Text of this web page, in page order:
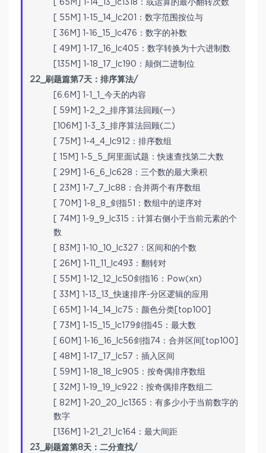
[ 65M] 1-14_13_lc1318：或运算的最小翻转次数
[ 55M] 1-15_14_lc201：数字范围按位与
[ 36M] 1-16_15_lc476：数字的补数
[ 49M] 1-17_16_lc405：数字转换为十六进制数
[135M] 1-18_17_lc190：颠倒二进制位
22_刷题篇第7天：排序算法/
[6.6M] 1-1_1_今天的内容
[ 59M] 1-2_2_排序算法回顾(一)
[106M] 1-3_3_排序算法回顾(二)
[ 75M] 1-4_4_lc912：排序数组
[ 15M] 1-5_5_阿里面试题：快速查找第二大数
[ 29M] 1-6_6_lc628：三个数的最大乘积
[ 23M] 1-7_7_lc88：合并两个有序数组
[ 70M] 1-8_8_剑指51：数组中的逆序对
[ 74M] 1-9_9_lc315：计算右侧小于当前元素的个
数
[ 83M] 1-10_10_lc327：区间和的个数
[ 26M] 1-11_11_lc493：翻转对
[ 55M] 1-12_12_lc50剑指16：Pow(xn)
[ 33M] 1-13_13_快速排序-分区逻辑的应用
[ 65M] 1-14_14_lc75：颜色分类[top100]
[ 73M] 1-15_15_lc179剑指45：最大数
[ 60M] 1-16_16_lc56剑指74：合并区间[top100]
[ 48M] 1-17_17_lc57：插入区间
[ 59M] 1-18_18_lc905：按奇偶排序数组
[ 32M] 1-19_19_lc922：按奇偶排序数组二
[ 82M] 1-20_20_lc1365：有多少小于当前数字的
数字
[136M] 1-21_21_lc164：最大间距
23_刷题篇第8天：二分查找/